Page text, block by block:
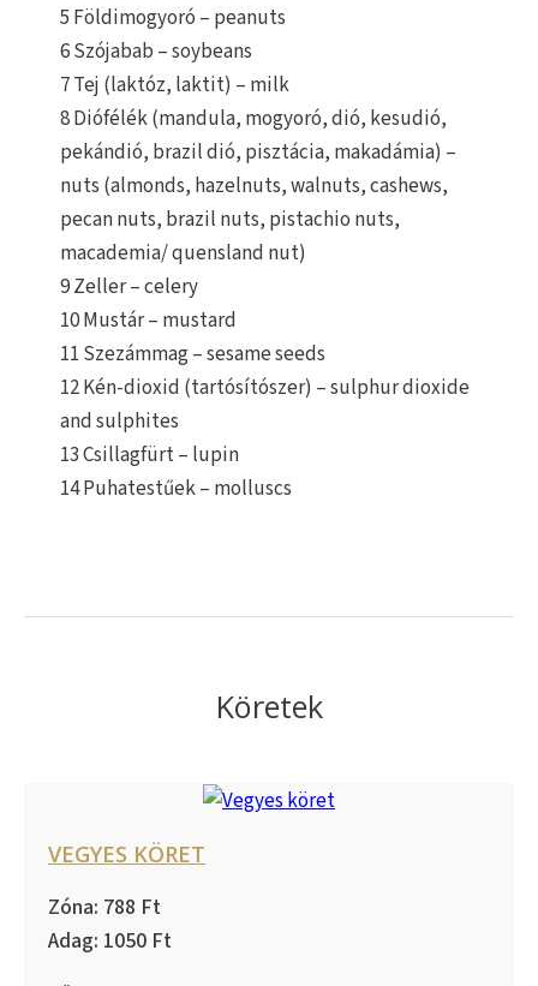
5 Földimogyoró – peanuts
6 Szójabab – soybeans
7 Tej (laktóz, laktit) – milk
8 Diófélék (mandula, mogyoró, dió, kesudió,
pekándió, brazil dió, pisztácia, makadámia) –
nuts (almonds, hazelnuts, walnuts, cashews,
pecan nuts, brazil nuts, pistachio nuts,
macademia/ quensland nut)
9 Zeller – celery
10 Mustár – mustard
11 Szezámmag – sesame seeds
12 Kén-dioxid (tartósítószer) – sulphur dioxide
and sulphites
13 Csillagfürt – lupin
14 Puhatestűek – molluscs
Köretek
VEGYES KÖRET
788
1050